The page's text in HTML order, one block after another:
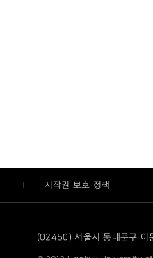
저작권 보호 정책
(02450) 서울시 동대문구